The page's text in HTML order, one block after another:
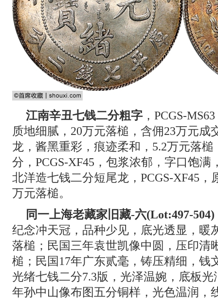
江南辛丑七钱二分粗字 ，PCGS-
质地细腻，20万元落槌，含佣23万元成
龙，酱黑重彩，痕迹柔和，5.2万元落
分，PCGS-XF45，包浆浓郁，字口饱满
北洋造七钱二分短尾龙，PCGS-XF45，
万元落槌。
同一上海老藏家旧藏-六(Lot:497-504)
纪念冲天冠，品种少见，底光透显，暖
落槌；民国三年袁世凯像中圆，压印清
槌；民国17年广东贰毫，铸压精细，钱
光绪七钱二分7.3版，光泽温婉，底板光
年孙中山像布图五分铜样，光色温润，